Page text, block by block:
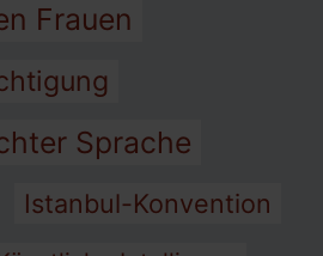
Frauen
Sprache
Istanbul-Konvention